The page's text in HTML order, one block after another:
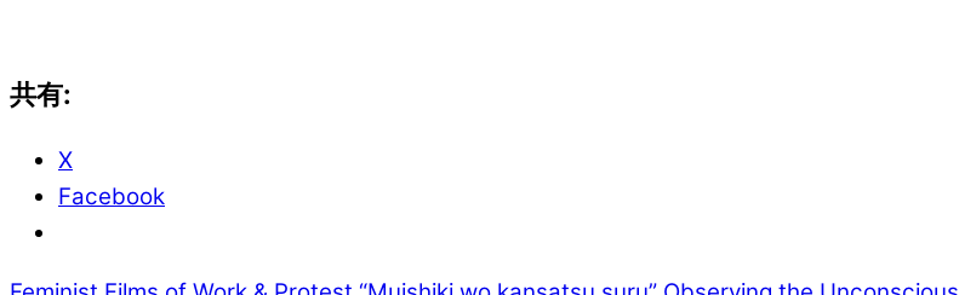
共有:
X
Facebook